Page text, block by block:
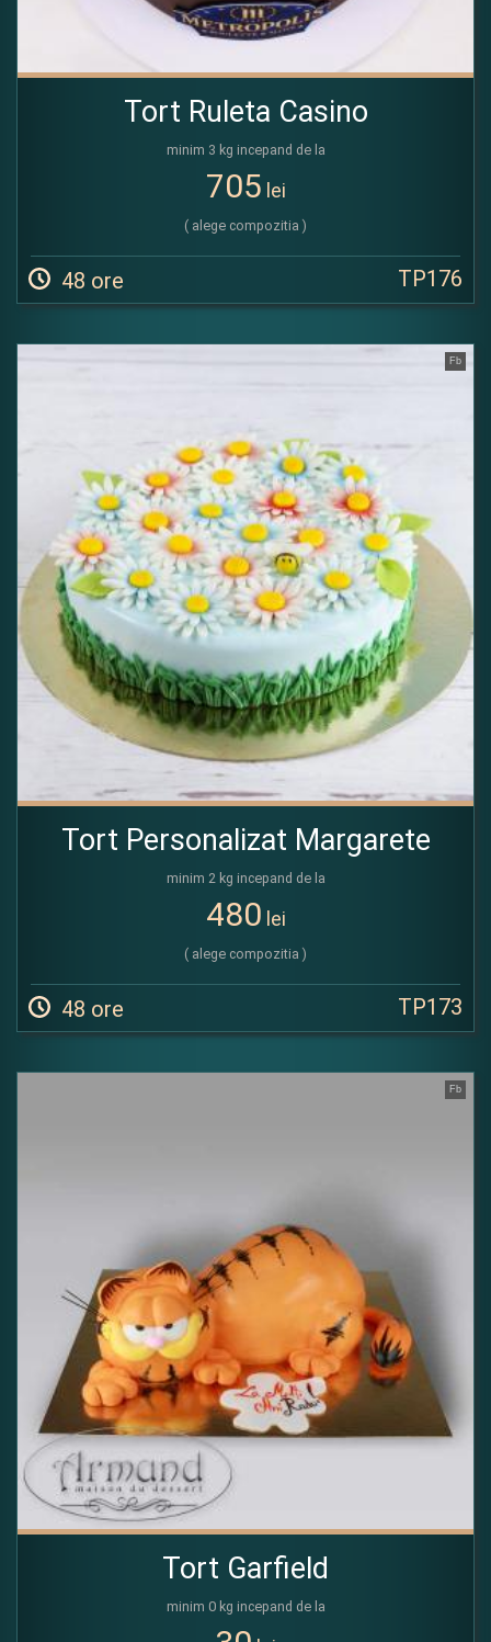
Tort Ruleta Casino
minim 3 kg incepand de la
705 lei
( alege compozitia )
48 ore TP176
Fb
Tort Personalizat Margarete
minim 2 kg incepand de la
480 lei
( alege compozitia )
48 ore TP173
Fb
Tort Garfield
minim 0 kg incepand de la